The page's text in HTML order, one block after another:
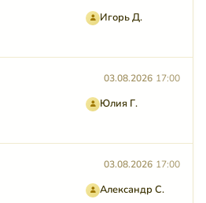
Игорь Д.
03.08.2026 17:00
Юлия Г.
03.08.2026 17:00
Александр С.